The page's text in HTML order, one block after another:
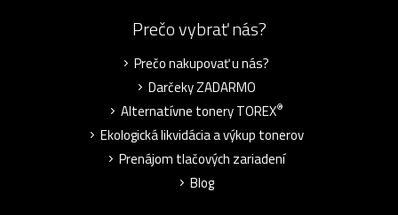
Prečo vybrať nás?
Prečo nakupovať u nás?
Darčeky ZADARMO
Alternatívne tonery TOREX®
Ekologická likvidácia a výkup tonerov
Prenájom tlačových zariadení
Blog